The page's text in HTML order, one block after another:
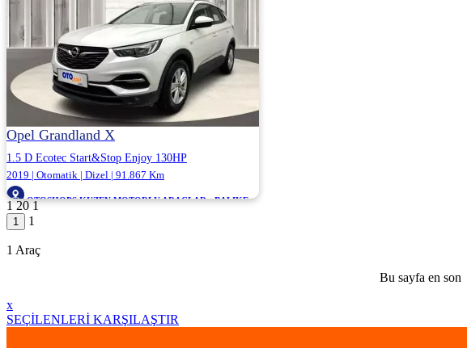
Opel Grandland X
1.5 D Ecotec Start&Stop Enjoy 130HP
2019 | Otomatik | Dizel | 91.867 Km
OTOSHOPS KUZEN MOTORLU ARAÇLAR - BALIKESİR
1.449.000
1 20 1
1
1 Araç
Bu sayfa en son
x
SEÇİLENLERİ KARŞILAŞTIR